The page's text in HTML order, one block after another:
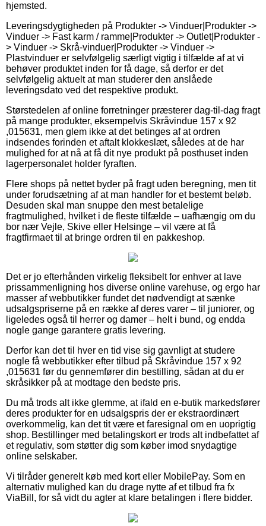
hjemsted.
Leveringsdygtigheden på Produkter -> Vinduer|Produkter ->
Vinduer -> Fast karm / ramme|Produkter -> Outlet|Produkter -
> Vinduer -> Skrå-vinduer|Produkter -> Vinduer ->
Plastvinduer er selvfølgelig særligt vigtig i tilfælde af at vi
behøver produktet inden for få dage, så derfor er det
selvfølgelig aktuelt at man studerer den anslåede
leveringsdato ved det respektive produkt.
Størstedelen af online forretninger præsterer dag-til-dag fragt
på mange produkter, eksempelvis Skråvindue 157 x 92
,015631, men glem ikke at det betinges af at ordren
indsendes forinden et aftalt klokkeslæt, således at de har
mulighed for at nå at få dit nye produkt på posthuset inden
lagerpersonalet holder fyraften.
Flere shops på nettet byder på fragt uden beregning, men tit
under forudsætning af at man handler for et bestemt beløb.
Desuden skal man snuppe den mest betalelige
fragtmulighed, hvilket i de fleste tilfælde – uafhængig om du
bor nær Vejle, Skive eller Helsinge – vil være at få
fragtfirmaet til at bringe ordren til en pakkeshop.
Det er jo efterhånden virkelig fleksibelt for enhver at lave
prissammenligning hos diverse online varehuse, og ergo har
masser af webbutikker fundet det nødvendigt at sænke
udsalgspriserne på en række af deres varer – til juniorer, og
ligeledes også til herrer og damer – helt i bund, og endda
nogle gange garantere gratis levering.
Derfor kan det til hver en tid vise sig gavnligt at studere
nogle få webbutikker efter tilbud på Skråvindue 157 x 92
,015631 før du gennemfører din bestilling, sådan at du er
skråsikker på at modtage den bedste pris.
Du må trods alt ikke glemme, at ifald en e-butik markedsfører
deres produkter for en udsalgspris der er ekstraordinært
overkommelig, kan det tit være et faresignal om en uoprigtig
shop. Bestillinger med betalingskort er trods alt indbefattet af
et regulativ, som støtter dig som køber imod snydagtige
online selskaber.
Vi tilråder generelt køb med kort eller MobilePay. Som en
alternativ mulighed kan du drage nytte af et tilbud fra fx
ViaBill, for så vidt du agter at klare betalingen i flere bidder.